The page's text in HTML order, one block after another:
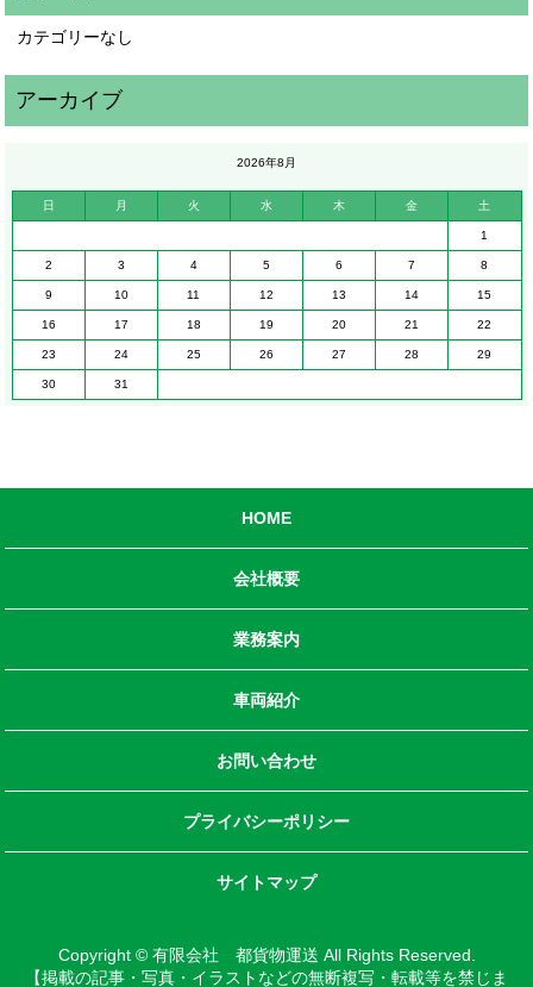
カテゴリーなし
2026年8月
日 月 火 水 木 金 土
1
2 3 4 5 6 7 8
9 10 11 12 13 14 15
16 17 18 19 20 21 22
23 24 25 26 27 28 29
30 31
HOME
会社概要
業務案内
車両紹介
お問い合わせ
プライバシーポリシー
サイトマップ
Copyright © 有限会社 都貨物運送 All Rights Reserved.
【掲載の記事・写真・イラストなどの無断複写・転載等を禁じま